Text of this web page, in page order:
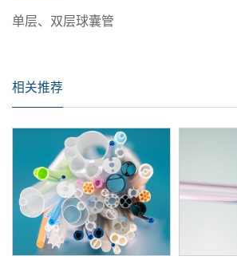
单层、双层球囊管
相关推荐